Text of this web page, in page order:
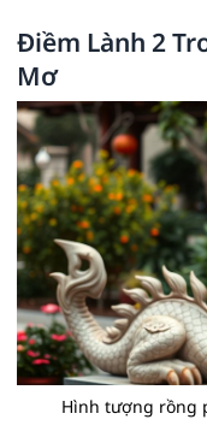
Điềm Lành 2
Mơ
Hình tượng rồng